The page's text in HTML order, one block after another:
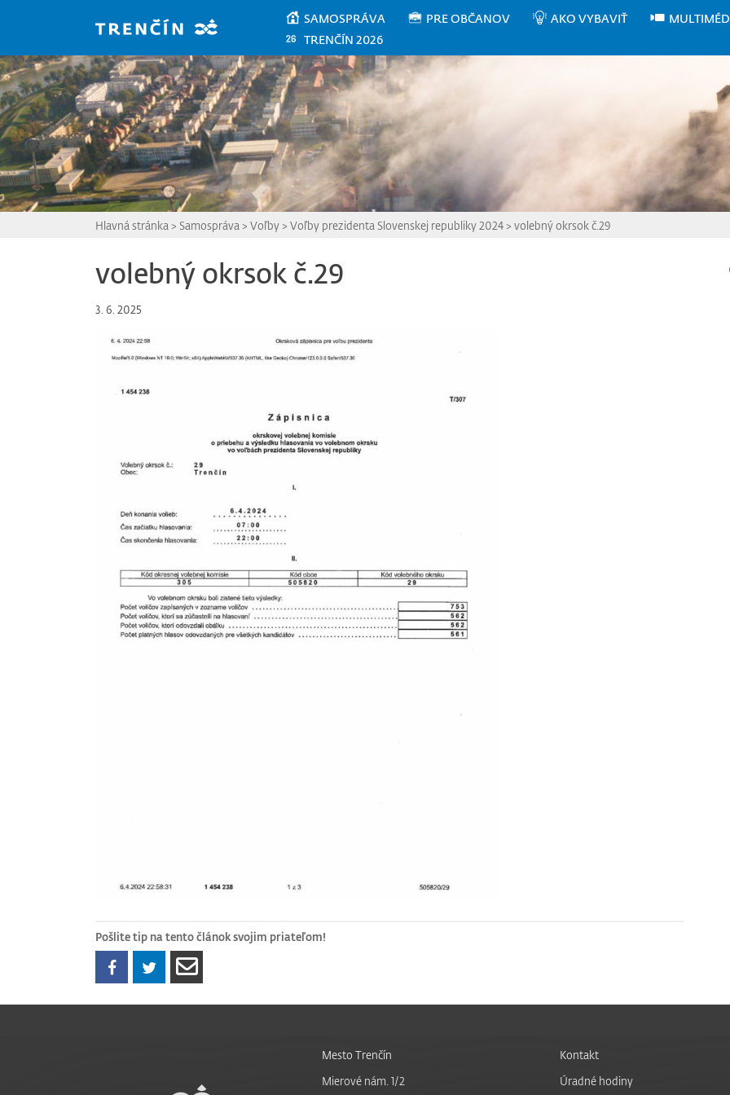
SAMOSPRÁVA PRE OBČANOV AKO VYBAVIŤ
TRENČÍN 2026
Hlavná stránka > Samospráva > Voľby> Voľby prezidenta Slovenskej republiky 2024> volebný okrsok č.29
volebný okrsok č.29
3. 6. 2025
Pošlite tip na tento článok svojim priateľom!
Mesto Trenčín
Mierové nám. 1/2
Kontakt
Úradné hodiny